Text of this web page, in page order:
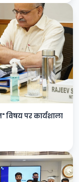
विषय पर कार्यशाला